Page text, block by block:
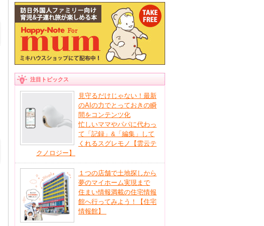
注目トピックス
見守るだけじゃない！最新
のAIの力でとっておきの瞬
間をコンテンツ化
忙しいママやパパに代わっ
て「記録」&「編集」して
くれるスグレモノ【雲云テ
クノロジー】
１つの店舗で土地探しから
夢のマイホーム実現まで
住まい情報満載の住宅情報
館へ行ってみよう！【住宅
情報館】